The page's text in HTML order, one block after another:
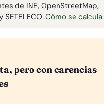
de INE, OpenStreetMap,
SETELECO.Cómo se calcula.
pero con carencias